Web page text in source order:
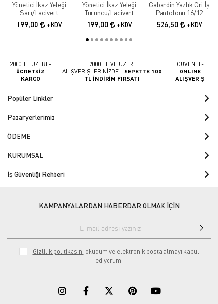
Yönetici İkaz Yeleği
Sarı/Lacivert
199,00 +KDV
Yönetici İkaz Yeleği
Turuncu/Lacivert
199,00 +KDV
Gabardin Yazlık Gri İş
Pantolonu 16/12
526,50 +KDV
2000 TL ÜZERİ -
ÜCRETSİZ
KARGO
2000 TL VE ÜZERİ
ALIŞVERİŞLERİNİZDE -SEPETTE 100
TL İNDİRİM FIRSATI
GÜVENLİ -
ONLINE
ALIŞVERİŞ
Popüler Linkler
Pazaryerlerimiz
ÖDEME
KURUMSAL
İş Güvenliği Rehberi
KAMPANYALARDAN HABERDAR OLMAK İÇİN
Gizlilik politikasını okudum ve elektronik posta almayı kabul
ediyorum.